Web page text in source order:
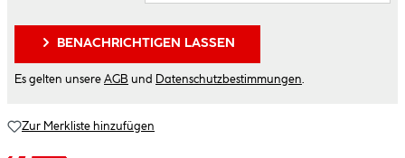
BENACHRICHTIGEN LASSEN
Es gelten unsere AGB und Datenschutzbestimmungen
Zur Merkliste hinzufügen